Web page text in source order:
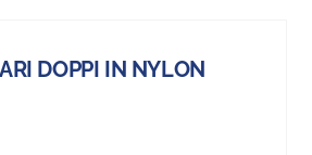
DOPPI IN NYLON